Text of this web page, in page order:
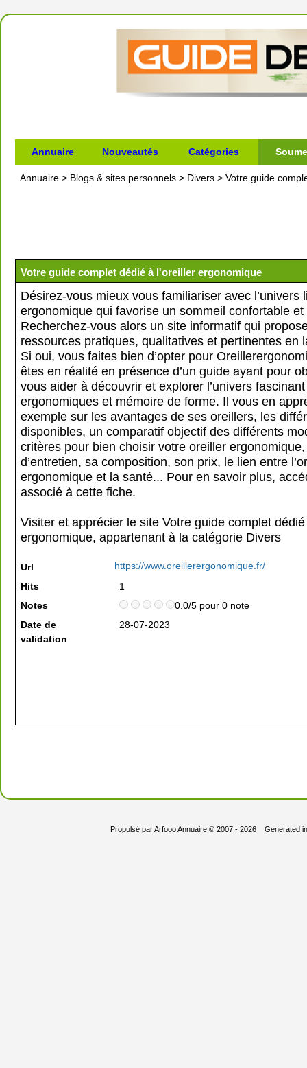
Annuaire Nouveautés Catégories
Annuaire > Blogs & sites personnels > Divers > Votre guide
Votre guide complet dédié à l'oreiller ergonomique
Désirez-vous mieux vous familiariser avec l’univers
ergonomique qui favorise un sommeil confortable et
Recherchez-vous alors un site informatif qui
ressources pratiques, qualitatives et pertinentes en
Si oui, vous faites bien d’opter pour
êtes en réalité en présence d’un guide ayant pour
vous aider à découvrir et explorer l’univers
ergonomiques et mémoire de forme. Il vous en
exemple sur les avantages de ses oreillers, les
disponibles, un comparatif objectif des différents
critères pour bien choisir votre oreiller
d’entretien, sa composition, son prix, le lien entre
ergonomique et la santé... Pour en savoir plus,
associé à cette fiche.
Visiter et apprécier le site Votre guide complet
ergonomique, appartenant à la catégorie Divers
Url
https://www.oreillerergonomique.fr/
Hits
1
Notes
0.0/5 pour 0 note
Date de
validation
28-07-2023
Propulsé parArfooo Annuaire© 2007 - 2026 Generated